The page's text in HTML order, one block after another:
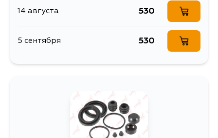
14 августа 530
5 сентября 530